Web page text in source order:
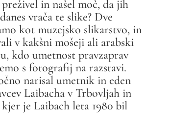
in našel moč, da jih
vrača te slike? Dve
kot muzejsko slikarstvo, in
v kakšni mošeji ali arabski
kdo umetnost pravzaprav
s fotografij na razstavi.
narisal umetnik in eden
Laibacha v Trbovljah in
je Laibach leta 1980 bil